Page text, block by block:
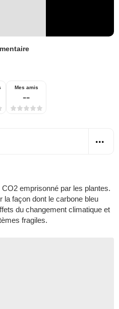
Mes amis
--
emprisonné par les plantes.
la façon dont le carbone bleu
du changement climatique et
fragiles.